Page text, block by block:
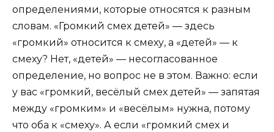
определениями, которые относятся к разным
словам. «Громкий смех детей» — здесь
«громкий» относится к смеху, а «детей» — к
смеху? Нет, «детей» — несогласованное
определение, но вопрос не в этом. Важно: если
у вас «громкий, весёлый смех детей» — запятая
между «громким» и «весёлым» нужна, потому
что оба к «смеху». А если «громкий смех и